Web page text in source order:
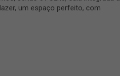
um espaço perfeito, com